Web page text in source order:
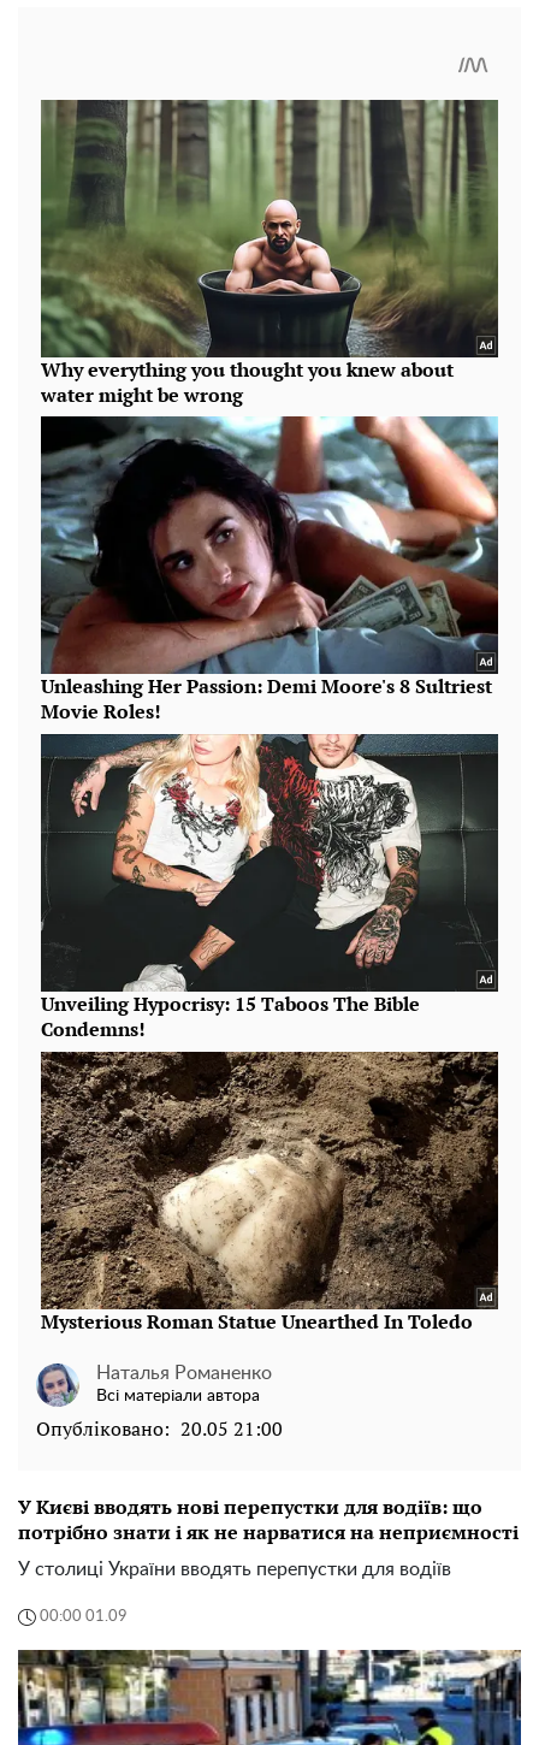
Наталья Романенко
Всі матеріали автора
Опубліковано: 20.05 21:00
У Києві вводять нові перепустки для водіїв: що
потрібно знати і як не нарватися на неприємності
У столиці України вводять перепустки для водіїв
00:00 01.09